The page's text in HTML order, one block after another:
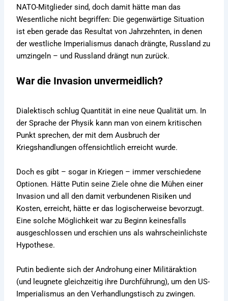
NATO-Mitglieder sind, doch damit hätte man das
Wesentliche nicht begriffen: Die gegenwärtige Situation
ist eben gerade das Resultat von Jahrzehnten, in denen
der westliche Imperialismus danach drängte, Russland zu
umzingeln – und Russland drängt nun zurück.
War die Invasion unvermeidlich?
Dialektisch schlug Quantität in eine neue Qualität um. In
der Sprache der Physik kann man von einem kritischen
Punkt sprechen, der mit dem Ausbruch der
Kriegshandlungen offensichtlich erreicht wurde.
Doch es gibt – sogar in Kriegen – immer verschiedene
Optionen. Hätte Putin seine Ziele ohne die Mühen einer
Invasion und all den damit verbundenen Risiken und
Kosten, erreicht, hätte er das logischerweise bevorzugt.
Eine solche Möglichkeit war zu Beginn keinesfalls
ausgeschlossen und erschien uns als wahrscheinlichste
Hypothese.
Putin bediente sich der Androhung einer Militäraktion
(und leugnete gleichzeitig ihre Durchführung), um den US-
Imperialismus an den Verhandlungstisch zu zwingen.